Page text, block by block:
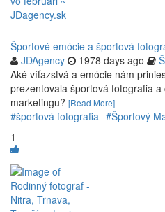
Športové emócie a športová
JDAgency
1978 days ago
Aké víťazstvá a emócie nám
prezentovala športová fotografia
marketingu? [Read More]
#športová fotografia #Športový
1